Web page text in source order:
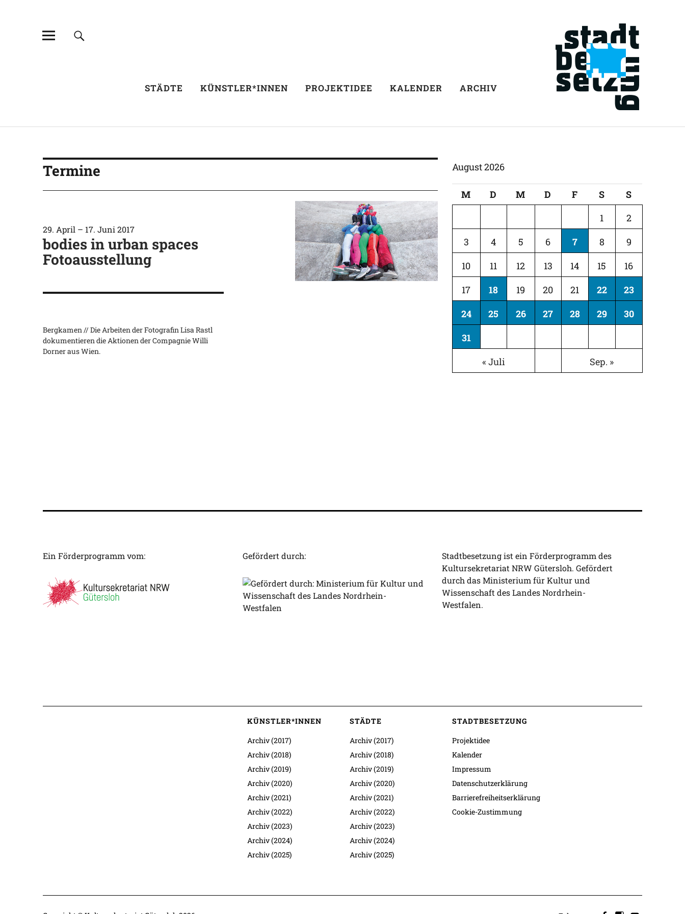
STÄDTE KÜNSTLER*INNEN PROJEKTIDEE KALENDER ARCHIV
Termine
29. April – 17. Juni 2017
bodies in urban spaces
Fotoausstellung
Bergkamen // Die Arbeiten der Fotografin Lisa Rastl
dokumentieren die Aktionen der Compagnie Willi
Dorner aus Wien.
August 2026
M D M D F S
S
1
2
3
4 5 6 7 8
9
10
11 12 13 14 15
16
17
18 19 20 21 22
23
24
25 26 27 28 29
30
31
« Juli
Sep. »
Ein Förderprogramm vom: Gefördert durch:
Stadtbesetzung ist ein Förderprogramm des
Kultursekretariat NRW Gütersloh. Gefördert
durch das Ministerium für Kultur und
Wissenschaft des Landes Nordrhein-
Westfalen.
KÜNSTLER*INNEN
Archiv (2017)
Archiv (2018)
Archiv (2019)
Archiv (2020)
Archiv (2021)
Archiv (2022)
Archiv (2023)
Archiv (2024)
Archiv (2025)
STÄDTE
Archiv (2017)
Archiv (2018)
Archiv (2019)
Archiv (2020)
Archiv (2021)
Archiv (2022)
Archiv (2023)
Archiv (2024)
Archiv (2025)
STADTBESETZUNG
Projektidee
Kalender
Impressum
Datenschutzerklärung
Barrierefreiheitserklärung
Cookie-Zustimmung